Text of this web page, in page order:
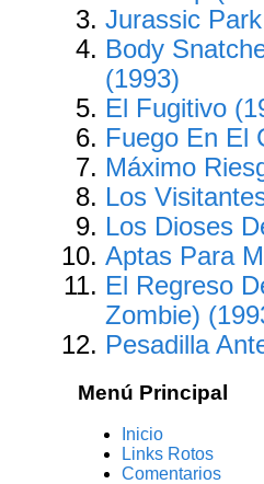
Jurassic
Body
(1993)
El Fugitivo
Fuego En El
Máximo
Los
Los Dioses
Aptas Para
El Regreso
Zombie)
Pesadilla
Menú Principal
Inicio
Links Rotos
Comentarios